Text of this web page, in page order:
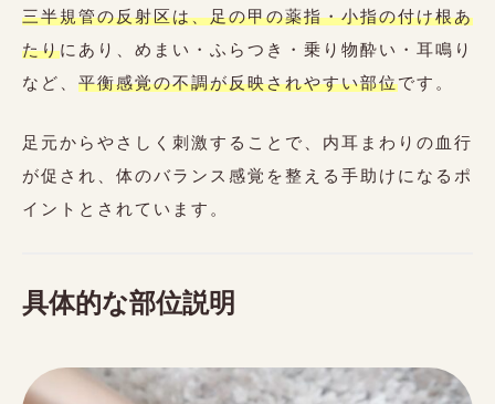
三半規管の反射区は、足の甲の薬指・小指の付け根あ
たりにあり、めまい・ふらつき・乗り物酔い・耳鳴り
など、 平衡感覚の不調が反映されやすい部位です。
足元からやさしく刺激することで、内耳まわりの血行
が促され、体のバランス感覚を整える手助けになるポ
イントとされています。
具体的な部位説明
Reservation